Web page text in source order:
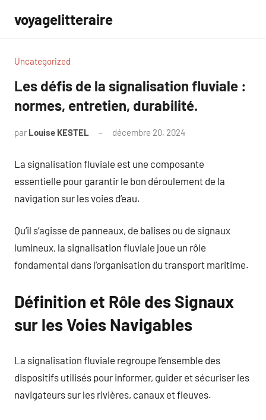
contenu
voyagelitteraire
Uncategorized
Les défis de la signalisation fluviale :
normes, entretien, durabilité.
par Louise KESTEL décembre 20, 2024
La signalisation fluviale est une composante
essentielle pour garantir le bon déroulement de la
navigation sur les voies d’eau.
Qu’il s’agisse de panneaux, de balises ou de signaux
lumineux, la signalisation fluviale joue un rôle
fondamental dans l’organisation du transport maritime.
Définition et Rôle des Signaux
sur les Voies Navigables
La signalisation fluviale regroupe l’ensemble des
dispositifs utilisés pour informer, guider et sécuriser les
navigateurs sur les rivières, canaux et fleuves.